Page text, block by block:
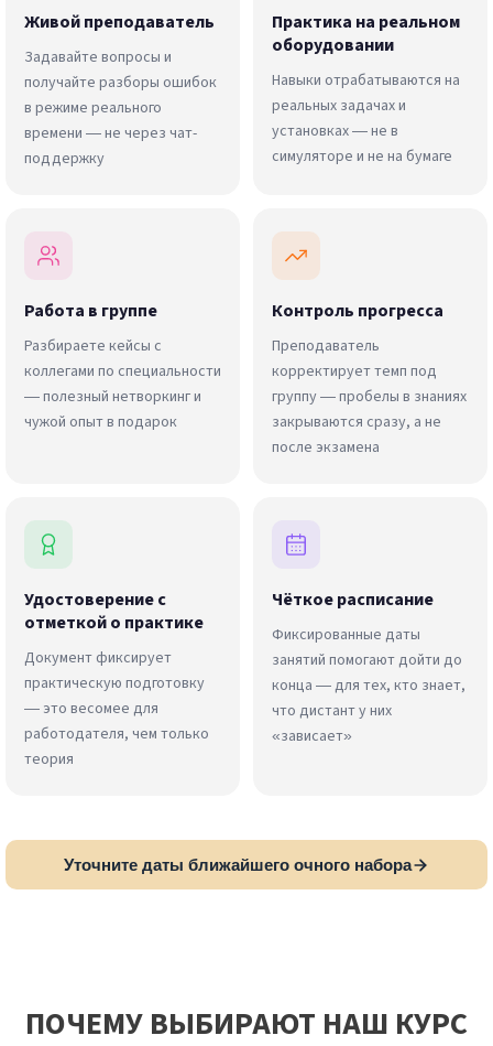
Живой преподаватель
Задавайте вопросы и
получайте разборы ошибок
в режиме реального
времени — не через чат-
поддержку
Практика на реальном
оборудовании
Навыки отрабатываются на
реальных задачах и
установках — не в
симуляторе и не на бумаге
Работа в группе
Разбираете кейсы с
коллегами по специальности
— полезный нетворкинг и
чужой опыт в подарок
Контроль прогресса
Преподаватель
корректирует темп под
группу — пробелы в знаниях
закрываются сразу, а не
после экзамена
Удостоверение с
отметкой о практике
Документ фиксирует
практическую подготовку
— это весомее для
работодателя, чем только
теория
Чёткое расписание
Фиксированные даты
занятий помогают дойти до
конца — для тех, кто знает,
что дистант у них
«зависает»
Уточните даты ближайшего очного набора
ПОЧЕМУ ВЫБИРАЮТ НАШ КУРС